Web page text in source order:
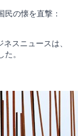
の懐を直撃：
スニュースは、
。